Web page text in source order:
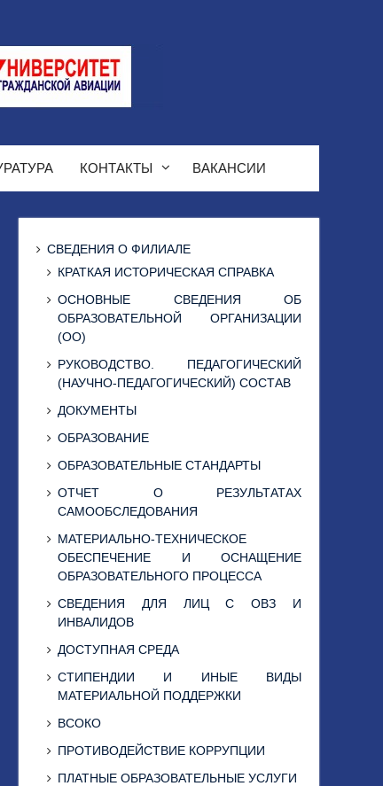
КОНТАКТЫ ВАКАНСИИ
СВЕДЕНИЯ О ФИЛИАЛЕ
КРАТКАЯ ИСТОРИЧЕСКАЯ СПРАВКА
ОСНОВНЫЕ СВЕДЕНИЯ ОБ
ОБРАЗОВАТЕЛЬНОЙ ОРГАНИЗАЦИИ
(ОО)
РУКОВОДСТВО. ПЕДАГОГИЧЕСКИЙ
(НАУЧНО-ПЕДАГОГИЧЕСКИЙ) СОСТАВ
ДОКУМЕНТЫ
ОБРАЗОВАНИЕ
ОБРАЗОВАТЕЛЬНЫЕ СТАНДАРТЫ
ОТЧЕТ О РЕЗУЛЬТАТАХ
САМООБСЛЕДОВАНИЯ
МАТЕРИАЛЬНО-ТЕХНИЧЕСКОЕ
ОБЕСПЕЧЕНИЕ И ОСНАЩЕНИЕ
ОБРАЗОВАТЕЛЬНОГО ПРОЦЕССА
СВЕДЕНИЯ ДЛЯ ЛИЦ С ОВЗ И
ИНВАЛИДОВ
ДОСТУПНАЯ СРЕДА
СТИПЕНДИИ И ИНЫЕ ВИДЫ
МАТЕРИАЛЬНОЙ ПОДДЕРЖКИ
ВСОКО
ПРОТИВОДЕЙСТВИЕ КОРРУПЦИИ
ПЛАТНЫЕ ОБРАЗОВАТЕЛЬНЫЕ УСЛУГИ